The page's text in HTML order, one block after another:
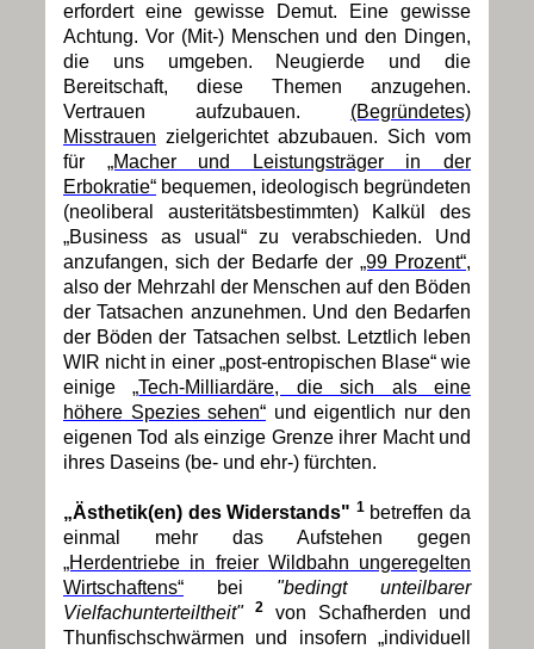
erfordert eine gewisse Demut. Eine gewisse
Achtung. Vor (Mit-) Menschen und den Dingen,
die uns umgeben. Neugierde und die
Bereitschaft, diese
Themen anzugehen.
Vertrauen aufzubauen. (Begründetes)
Misstrauen zielgerichtet abzubauen. Sich vom
für „Macher und Leistungsträger in der
Erbokratie“ bequemen, ideologisch begründeten
(neoliberal austeritätsbestimmten) Kalkül des
„Business as usual“ zu verabschieden. Und
anzufangen, sich der Bedarfe der „99 Prozent“,
also der Mehrzahl der Menschen auf den Böden
der Tatsachen anzunehmen. Und den Bedarfen
der Böden der Tatsachen selbst. Letztlich leben
WIR nicht in einer „post-entropischen Blase“ wie
einige „Tech-Milliardäre, die sich als eine
höhere Spezies sehen“ und eigentlich nur den
eigenen Tod als einzige Grenze ihrer Macht und
ihres Daseins (be- und ehr-) fürchten.
„Ästhetik(en) des Widerstands" 1 betreffen da
einmal mehr das Aufstehen gegen
„Herdentriebe in freier Wildbahn ungeregelten
Wirtschaftens“ bei
"bedingt unteilbarer
Vielfachunterteiltheit"
2
von Schafherden und
Thunfischschwärmen
und insofern „individuell